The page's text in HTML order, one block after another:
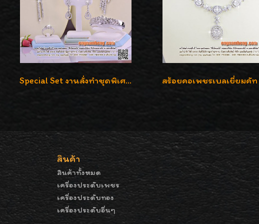
Special Set งานสั่งทำชุดพิเศษ เพชรคัดทุกชิ้น สวยหรูหรา ราคามิตรภาพค่ะ
สินค้า
สินค้าทั้งหมด
เครื่องประดับเพชร
เครื่องประดับทอง
เครื่องประดับอื่นๆ